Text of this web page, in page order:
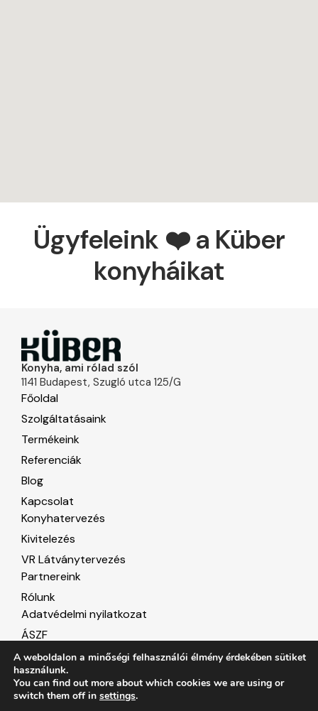
Ügyfeleink ❤️ a Küber
konyháikat
Konyha, ami rólad szól
1141 Budapest, Szugló utca 125/G
Főoldal
Szolgáltatásaink
Termékeink
Referenciák
Blog
Kapcsolat
Konyhatervezés
Kivitelezés
VR Látványtervezés
Partnereink
Rólunk
Adatvédelmi nyilatkozat
ÁSZF
Süti beállítások
© 2026 Küber. Minden jog fenntartva.
A weboldalon a minőségi felhasználói élmény érdekében sütiket
használunk.
You can find out more about which cookies we are using or
switch them off in settings.